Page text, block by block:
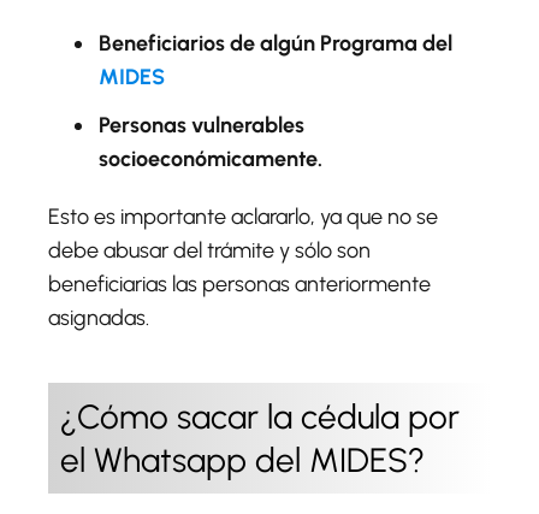
Beneficiarios de algún Programa del
MIDES
Personas vulnerables
socioeconómicamente.
Esto es importante aclararlo, ya que no se
debe abusar del trámite y sólo son
beneficiarias las personas anteriormente
asignadas.
¿Cómo sacar la cédula por
el Whatsapp del MIDES?